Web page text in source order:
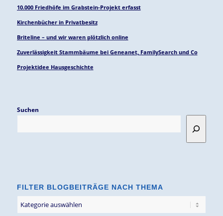
10.000 Friedhöfe im Grabstein-Projekt erfasst
Kirchenbücher in Privatbesitz
Briteline – und wir waren plötzlich online
Zuverlässigkeit Stammbäume bei Geneanet, FamilySearch und Co
Projektidee Hausgeschichte
Suchen
FILTER BLOGBEITRÄGE NACH THEMA
Blogbeiträge